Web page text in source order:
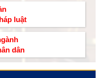
luật
dân